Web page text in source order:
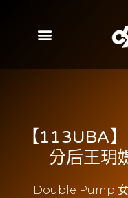
【113UBA
分后王玥
Double Pump 女